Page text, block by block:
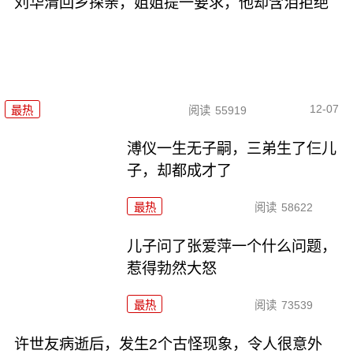
最热 阅读 55919 12-07
溥仪一生无子嗣，三弟生了仨儿
子，却都成才了
最热 阅读 58622
儿子问了张爱萍一个什么问题，
惹得勃然大怒
最热 阅读 73539
许世友病逝后，发生2个古怪现象，令人很意外